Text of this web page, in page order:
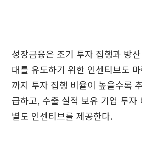
성장금융은 조기 투자 집행과 방
대를 유도하기 위한 인센티브도
까지 투자 집행 비율이 높을수록
급하고, 수출 실적 보유 기업 투자
별도 인센티브를 제공한다.